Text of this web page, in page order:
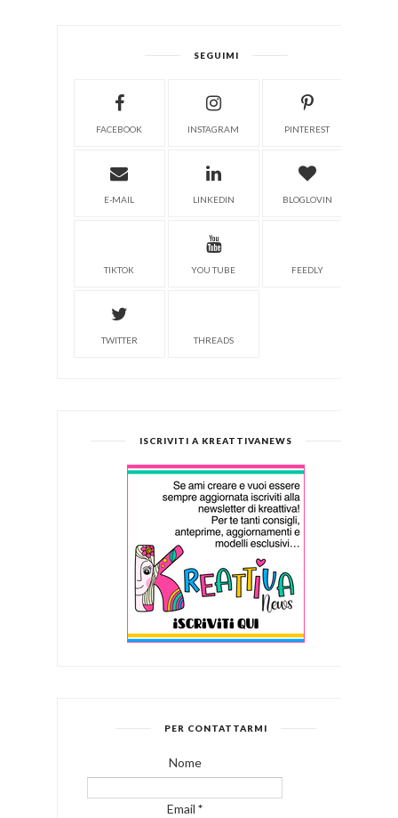
SEGUIMI
FACEBOOK INSTAGRAM PINTEREST
E-MAIL LINKEDIN BLOGLOVIN
TIKTOK YOU TUBE FEEDLY
TWITTER THREADS
ISCRIVITI A KREATTIVANEWS
PER CONTATTARMI
Nome
Email *